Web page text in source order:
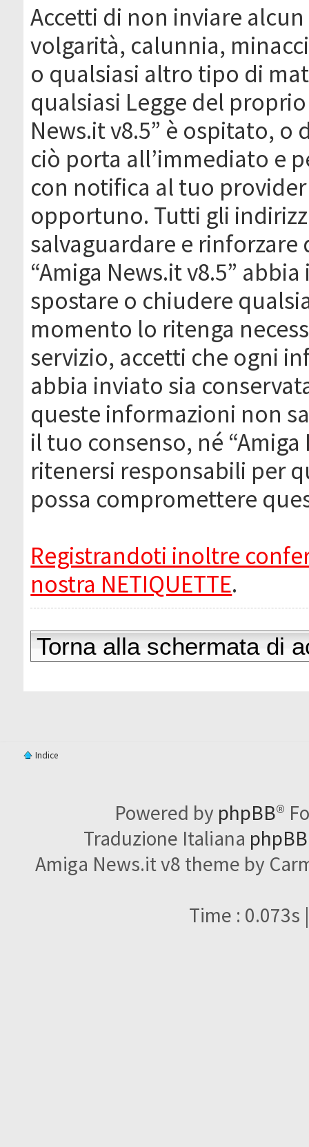
Accetti di non inviare
volgarità, calunnia,
o qualsiasi altro tipo di
qualsiasi Legge del
News.it v8.5” è ospitato, o
ciò porta all’immediato e
con notifica al tuo
opportuno. Tutti gli
salvaguardare e
“Amiga News.it v8.5”
spostare o chiudere
momento lo ritenga
servizio, accetti che ogni
abbia inviato sia
queste informazioni non
il tuo consenso, né
ritenersi responsabili per
possa compromettere
Registrandoti inoltre
nostra NETIQUETTE.
Torna alla schermata di
Indice
Powered by phpBB®
Traduzione Italiana
Amiga News.it v8 theme by
Time : 0.073s